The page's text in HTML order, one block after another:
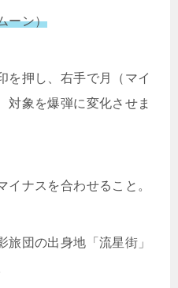
ーン）
を押し、右手で月（マイ
対象を爆弾に変化させま
ナスを合わせること。
旅団の出身地「流星街」